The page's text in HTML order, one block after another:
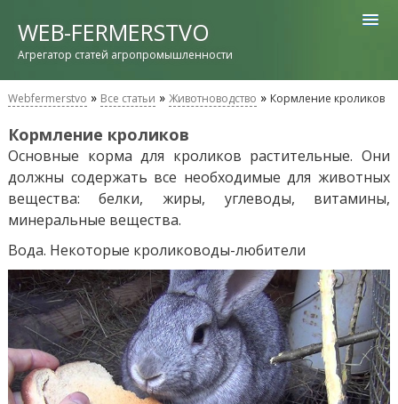
WEB-FERMERSTVO
Агрегатор статей агропромышленности
Webfermerstvo » Все статьи » Животноводство » Кормление кроликов
Кормление кроликов
Основные корма для кроликов растительные. Они
должны содержать все необходимые для животных
вещества: белки, жиры, углеводы, витамины,
минеральные вещества.
Вода. Некоторые кролиководы-любители